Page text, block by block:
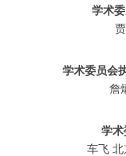
学术
学术委员会
詹
学
车飞 北